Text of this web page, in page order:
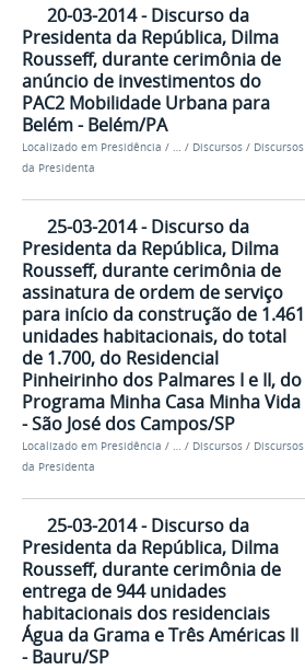
20-03-2014 - Discurso da
Presidenta da República, Dilma
Rousseff, durante cerimônia de
anúncio de investimentos do
PAC2 Mobilidade Urbana para
Belém - Belém/PA
Localizado em Presidência / … / Discursos / Discursos
da Presidenta
25-03-2014 - Discurso da
Presidenta da República, Dilma
Rousseff, durante cerimônia de
assinatura de ordem de serviço
para início da construção de 1.461
unidades habitacionais, do total
de 1.700, do Residencial
Pinheirinho dos Palmares I e II, do
Programa Minha Casa Minha Vida
- São José dos Campos/SP
Localizado em Presidência / … / Discursos / Discursos
da Presidenta
25-03-2014 - Discurso da
Presidenta da República, Dilma
Rousseff, durante cerimônia de
entrega de 944 unidades
habitacionais dos residenciais
Água da Grama e Três Américas II
- Bauru/SP